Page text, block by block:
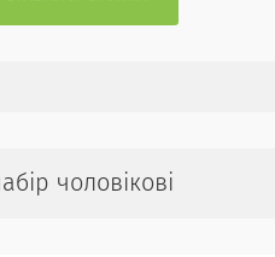
чоловікові